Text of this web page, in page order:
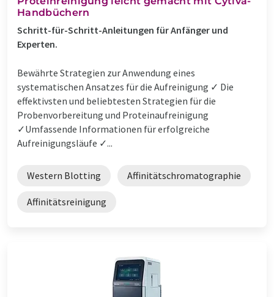
Handbüchern
Schritt-für-Schritt-Anleitungen für Anfänger und
Experten.
Bewährte Strategien zur Anwendung eines
systematischen Ansatzes für die Aufreinigung ✓ Die
effektivsten und beliebtesten Strategien für die
Probenvorbereitung und Proteinaufreinigung
✓Umfassende Informationen für erfolgreiche
Aufreinigungsläufe ✓...
Western Blotting Affinitätschromatographie
Affinitätsreinigung